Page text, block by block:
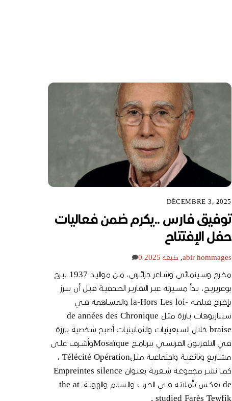
DÉCEMBRE 3, 2025
توفيق فارس ..يكرم ضمن فعاليات
حفل الإفتتاح
abir hommages
, طبعة 2025 0
مخــرج وســينمائي وشــاعر جزائــري، مــن مواليــد 1937 ببــرج
بوعريريــج، بــدأ مســيرته عبــر التقاريــر الصحفيــة قبــل أن يبــرز
بإخــراج فيلمــه -la-Hors Les loi والمســاهمة فــي
ســيناريوهات بــارزة مثــل de années des Chronique
braise خلال السـبعينيات والثمانينيـات أصبـح شـخصية بـارزة
فـي التلفزيـون الفرنســي ببرنامــج Mosaïqueوأشــرف علــى
مشــاريع وثائقيــة واجتماعيــة مثــلTélécité Opération ،
كمــا نشــر مجموعــة شــعرية بعنــوان Empreintes silence
de تعكــس تأملاتــه فــي الحــرب والــسالم والهويــة. the at
studied Farès Tewfik ,